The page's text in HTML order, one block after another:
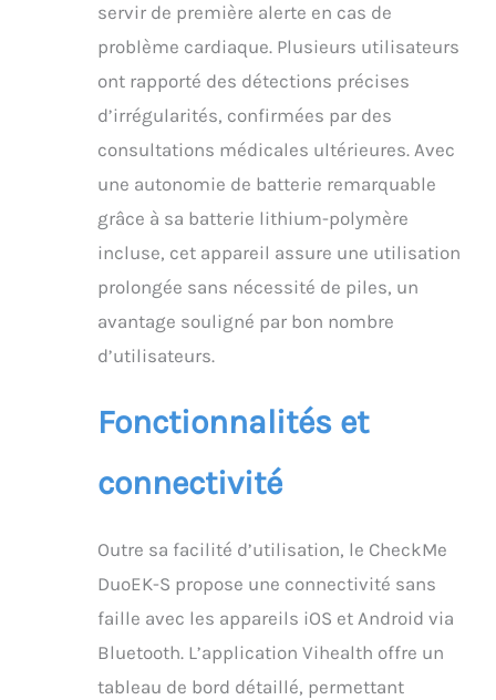
servir de première alerte en cas de
problème cardiaque. Plusieurs utilisateurs
ont rapporté des détections précises
d’irrégularités, confirmées par des
consultations médicales ultérieures. Avec
une autonomie de batterie remarquable
grâce à sa batterie lithium-polymère
incluse, cet appareil assure une utilisation
prolongée sans nécessité de piles, un
avantage souligné par bon nombre
d’utilisateurs.
Fonctionnalités et
connectivité
Outre sa facilité d’utilisation, le CheckMe
DuoEK-S propose une connectivité sans
faille avec les appareils iOS et Android via
Bluetooth. L’application Vihealth offre un
tableau de bord détaillé, permettant